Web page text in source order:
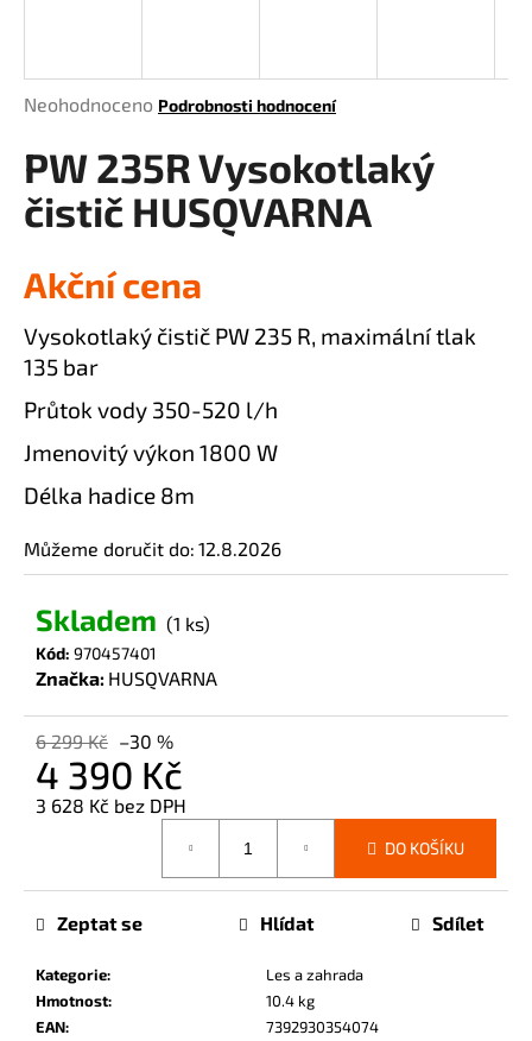
Průměrné
produktu
je
0,0
z
hvězdiček.
Neohodnoceno Podrobnosti hodnocení
PW 235R Vysokotlaký
čistič HUSQVARNA
Akční cena
Vysokotlaký čistič PW 235 R, maximální tlak
135 bar
Průtok vody 350-520 l/h
Jmenovitý výkon 1800 W
Délka hadice 8m
Můžeme doručit do: 12.8.2026
Skladem (1 ks)
Kód: 970457401
Značka: HUSQVARNA
6 299 Kč –30 %
4 390 Kč
3 628 Kč bez DPH
DO KOŠÍKU
Kategorie:
Les a zahrada
Hmotnost:
10.4 kg
EAN:
7392930354074
Zeptat se Hlídat Sdílet
í
t
?
HLEDAT
o
p
o
r
č
u
m
e